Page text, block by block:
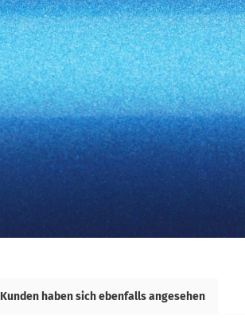
Kunden haben sich ebenfalls angesehen